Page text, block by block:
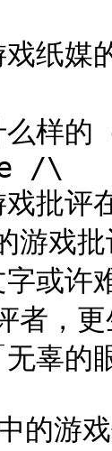
纸媒
样的
/\
批评
游戏
或许
者，
辜的
的游